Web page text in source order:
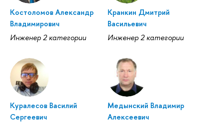
Костоломов Александр
Владимирович
Инженер 2 категории
Кранкин Дмитрий
Васильевич
Инженер 2 категории
Куралесов Василий
Сергеевич
Медынский Владимир
Алексеевич